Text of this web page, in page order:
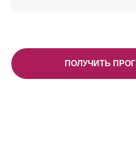
ПОЛУЧИТЬ